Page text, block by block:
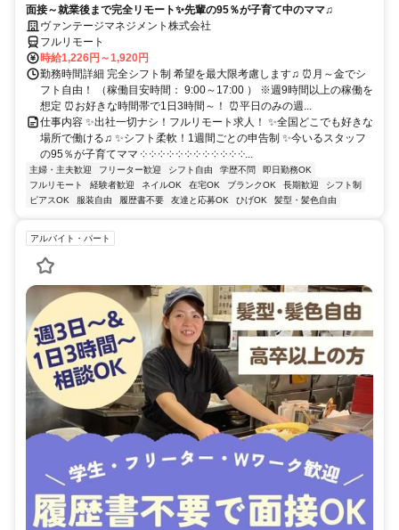
面接～就業後まで完全リモート✨先輩の95％が子育て中のママ♫
ヴァンテージマネジメント株式会社
フルリモート
時給1,226円～1,920円
勤務時間詳細 完全シフト制 希望を最大限考慮します♫ ⏰月～金でシ
フト自由！ （稼働目安時間： 9:00～17:00 ） ※週9時間以上の稼働を
想定 ⏰お好きな時間帯で1日3時間～！ ⏰平日のみの週...
仕事内容 ✨出社一切ナシ！フルリモート求人！ ✨全国どこでも好きな
場所で働ける♫ ✨シフト柔軟！1週間ごとの申告制 ✨今いるスタッフ
の95％が子育てママ ༶ ༶ ༶ ༶ ༶ ༶ ༶ ༶ ༶ ༶ ༶ ༶...
主婦・主夫歓迎 フリーター歓迎 シフト自由 学歴不問
即日勤務OK
フルリモート
経験者歓迎 ネイルOK 在宅OK ブランクOK 長期歓迎
シフト制
ピアスOK
服装自由 履歴書不要 友達と応募OK ひげOK 髪型・髪色自由
アルバイト・パート